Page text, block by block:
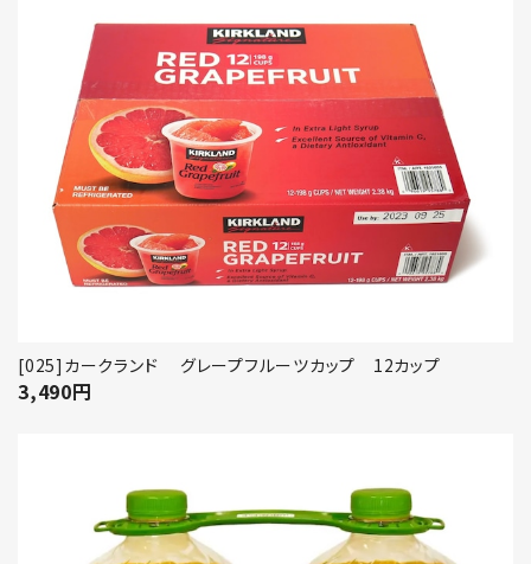
[025]カークランド グレープフルーツカップ 12カップ
3,490円